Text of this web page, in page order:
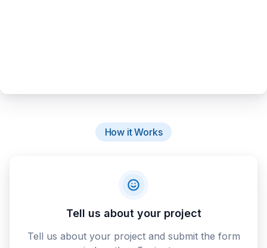
How it Works
Tell us about your project
Tell us about your project and submit the form